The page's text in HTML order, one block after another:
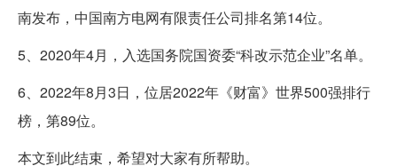
南发布，中国南方电网有限责任公司排名第14位。
5、2020年4月，入选国务院国资委“科改示范企业”名单。
6、2022年8月3日，位居2022年《财富》世界500强排行
榜，第89位。
本文到此结束，希望对大家有所帮助。